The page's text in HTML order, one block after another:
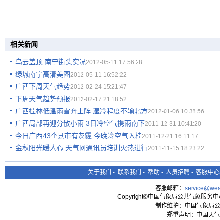
相关新闻
乌云盖顶 南宁街头实况2012-05-11 17:56:28
绿城南宁高清美图2012-05-11 16:52:22
广西下周天气趋势2012-02-24 15:21:47
下周天气趋势预报2012-02-17 21:18:52
广西桂林低温雨雪齐上阵 湿冷程度不输北方2012-01-06 10:38:56
广西局部再迎分散小雨 3日冷空气携雨南下2011-12-31 10:41:20
今日广西43个县市有灰霾 今晚冷空气入桂2011-12-21 16:11:17
金秋阳光暖人心 天气网通讯员培训火热进行2011-11-15 18:23:22
关于我们 - 联系我们 - 帮助 - 人员招聘 - 客服中心
客服邮箱：
Copyright©中国气象局公共气象服务
制作维护：中国气象局
郑重声明：中国天